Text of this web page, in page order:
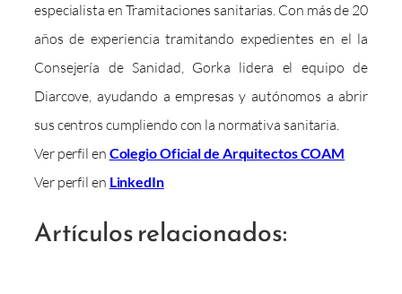
especialista en Tramitaciones sanitarias. Con más de 20
años de experiencia tramitando expedientes en el la
Consejería de Sanidad, Gorka lidera el equipo de
Diarcove, ayudando a empresas y autónomos a abrir
sus centros cumpliendo con la normativa sanitaria.
Ver perfil en Colegio Oficial de Arquitectos COAM
Ver perfil en LinkedIn
Artículos relacionados: